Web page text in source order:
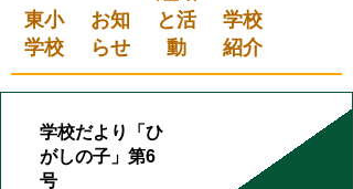
東小
学校
お知
らせ
と活
動
学校
紹介
学校だより「ひ
がしの子」第6
号